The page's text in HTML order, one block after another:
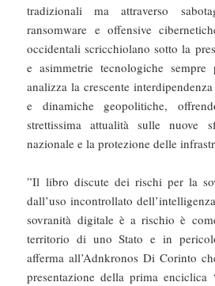
tradizionali ma attraverso
ransomware e offensive
occidentali scricchiolano sotto la
e asimmetrie tecnologiche
analizza la crescente
e dinamiche geopolitiche,
strettissima attualità sulle nuove
nazionale e la protezione delle
”Il libro discute dei rischi per la
dall’uso incontrollato
sovranità digitale è a rischio è
territorio di uno Stato e in
afferma all’Adnkronos Di Corinto
presentazione della prima enciclica